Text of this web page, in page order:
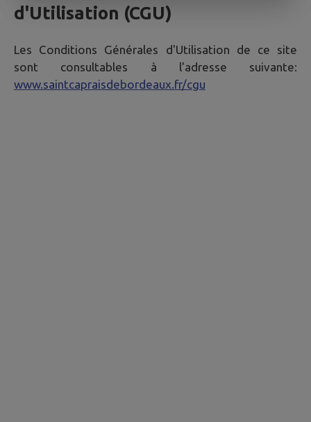
d'Utilisation (CGU)
Les Conditions Générales d'Utilisation de ce site
sont consultables à l'adresse suivante:
www.saintcapraisdebordeaux.fr/cgu